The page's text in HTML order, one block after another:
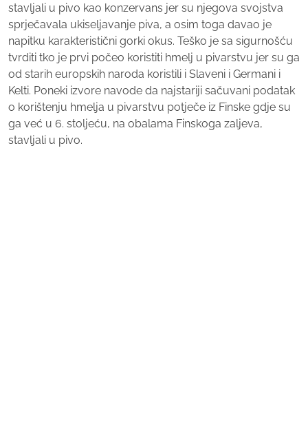
stavljali u pivo kao konzervans jer su njegova svojstva
sprječavala ukiseljavanje piva, a osim toga davao je
napitku karakteristični gorki okus. Teško je sa sigurnošću
tvrditi tko je prvi počeo koristiti hmelj u pivarstvu jer su ga
od starih europskih naroda koristili i Slaveni i Germani i
Kelti. Poneki izvore navode da najstariji sačuvani podatak
o korištenju hmelja u pivarstvu potječe iz Finske gdje su
ga već u 6. stoljeću, na obalama Finskoga zaljeva,
stavljali u pivo.